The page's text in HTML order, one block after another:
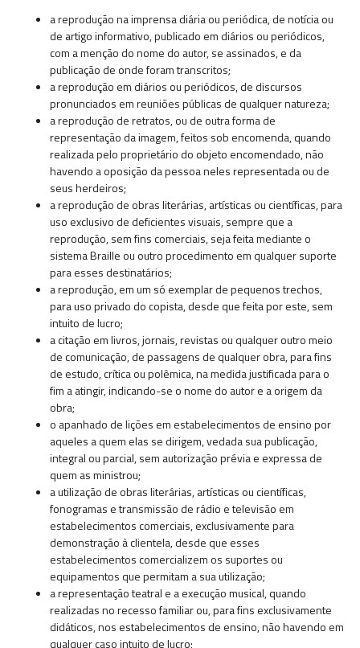
a reprodução na imprensa diária ou periódica, de notícia ou
de artigo informativo, publicado em diários ou periódicos,
com a menção do nome do autor, se assinados, e da
publicação de onde foram transcritos;
a reprodução em diários ou periódicos, de discursos
pronunciados em reuniões públicas de qualquer natureza;
a reprodução de retratos, ou de outra forma de
representação da imagem, feitos sob encomenda, quando
realizada pelo proprietário do objeto encomendado, não
havendo a oposição da pessoa neles representada ou de
seus herdeiros;
a reprodução de obras literárias, artísticas ou científicas, para
uso exclusivo de deficientes visuais, sempre que a
reprodução, sem fins comerciais, seja feita mediante o
sistema Braille ou outro procedimento em qualquer suporte
para esses destinatários;
a reprodução, em um só exemplar de pequenos trechos,
para uso privado do copista, desde que feita por este, sem
intuito de lucro;
a citação em livros, jornais, revistas ou qualquer outro meio
de comunicação, de passagens de qualquer obra, para fins
de estudo, crítica ou polêmica, na medida justificada para o
fim a atingir, indicando-se o nome do autor e a origem da
obra;
o apanhado de lições em estabelecimentos de ensino por
aqueles a quem elas se dirigem, vedada sua publicação,
integral ou parcial, sem autorização prévia e expressa de
quem as ministrou;
a utilização de obras literárias, artísticas ou científicas,
fonogramas e transmissão de rádio e televisão em
estabelecimentos comerciais, exclusivamente para
demonstração à clientela, desde que esses
estabelecimentos comercializem os suportes ou
equipamentos que permitam a sua utilização;
a representação teatral e a execução musical, quando
realizadas no recesso familiar ou, para fins exclusivamente
didáticos, nos estabelecimentos de ensino, não havendo em
qualquer caso intuito de lucro;